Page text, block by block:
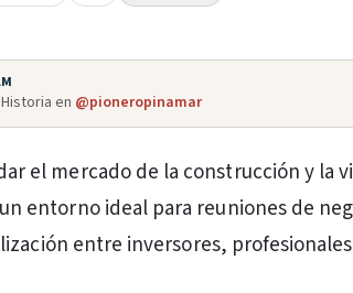
en @pioneropinamar
el mercado de la construcción y la
entorno ideal para reuniones de
entre inversores,